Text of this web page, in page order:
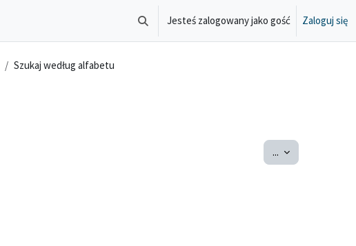
Przełącznik wyszukiwarki
Jesteś zalogowany jako gość Zaloguj się
Szukaj według alfabetu
... Eksportuj pojęcia